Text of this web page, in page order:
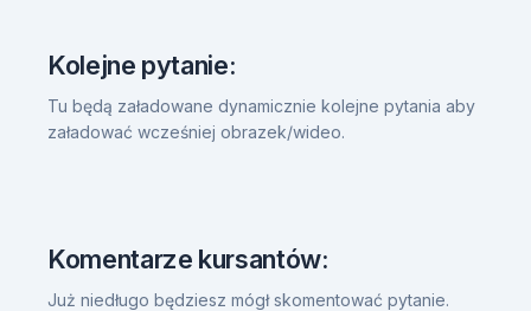
Kolejne pytanie:
Tu będą załadowane dynamicznie kolejne pytania aby
załadować wcześniej obrazek/wideo.
Komentarze kursantów:
Już niedługo będziesz mógł skomentować pytanie.